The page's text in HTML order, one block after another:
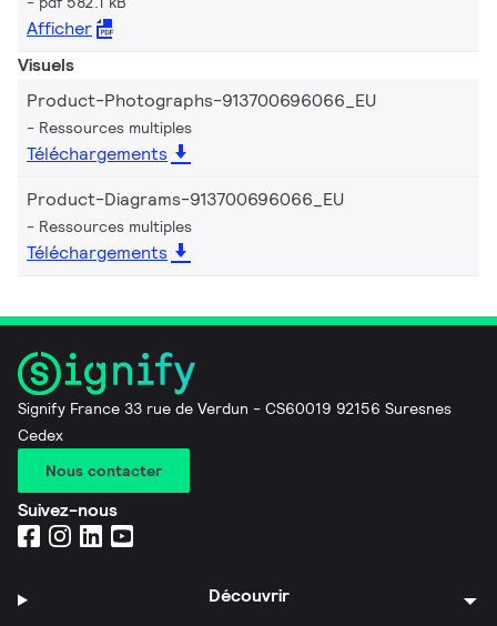
Afficher
Visuels
Product-Photographs-913700696066_EU
Ressources multiples
Téléchargements
Product-Diagrams-913700696066_EU
Ressources multiples
Téléchargements
Signify France 33 rue de Verdun - CS60019 92156 Suresnes
Cedex
Nous contacter
Suivez-nous
Découvrir